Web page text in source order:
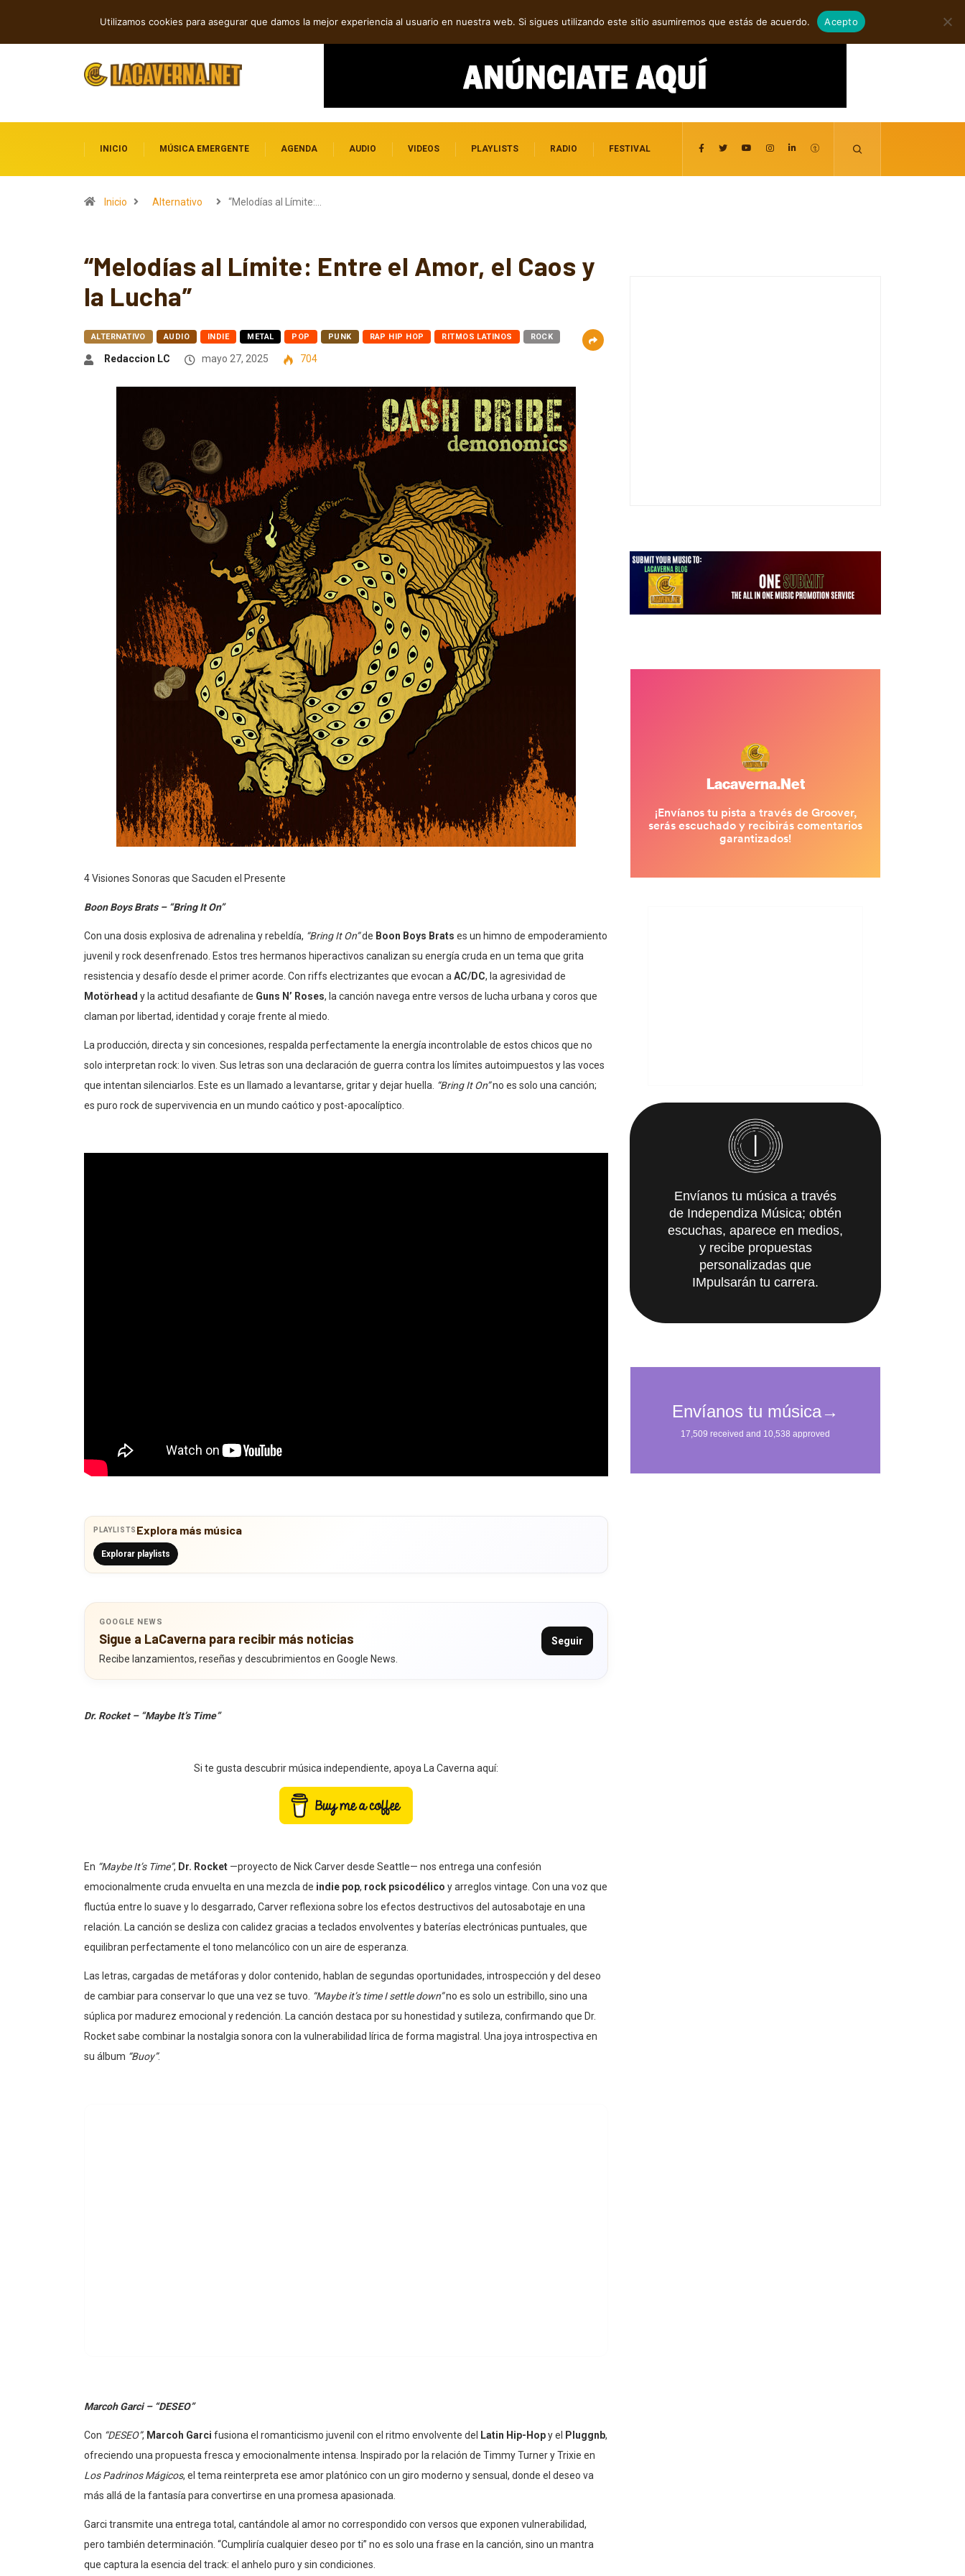
agosto 6, 2026
INICIO MÚSICA EMERGENTE AGENDA AUDIO VIDEOS PLAYLISTS RADIO FESTIVAL
Inicio Alternativo “Melodías al Límite:…
“Melodías al Límite: Entre el Amor, el Caos y
la Lucha”
ALTERNATIVO AUDIO INDIE METAL POP PUNK RAP HIP HOP RITMOS LATINOS ROCK
Redaccion LC mayo 27, 2025 704
4 Visiones Sonoras que Sacuden el Presente
Boon Boys Brats – “Bring It On”
Con una dosis explosiva de adrenalina y rebeldía, “Bring It On”de Boon Boys Brats es un himno de empoderamiento
juvenil y rock desenfrenado. Estos tres hermanos hiperactivos canalizan su energía cruda en un tema que grita
resistencia y desafío desde el primer acorde. Con riffs electrizantes que evocan a AC/DC, la agresividad de
Motörhead y la actitud desafiante de Guns N’ Roses, la canción navega entre versos de lucha urbana y coros que
claman por libertad, identidad y coraje frente al miedo.
La producción, directa y sin concesiones, respalda perfectamente la energía incontrolable de estos chicos que no
solo interpretan rock: lo viven. Sus letras son una declaración de guerra contra los límites autoimpuestos y las voces
que intentan silenciarlos. Este es un llamado a levantarse, gritar y dejar huella. “Bring It On”no es solo una canción;
es puro rock de supervivencia en un mundo caótico y post-apocalíptico.
PLAYLISTS Explora más música
Explorar playlists
GOOGLE NEWS
Sigue a LaCaverna para recibir más noticias
Recibe lanzamientos, reseñas y descubrimientos en Google News.
Seguir
Dr. Rocket – “Maybe It’s Time”
Si te gusta descubrir música independiente, apoya La Caverna aquí:
En “Maybe It’s Time”, Dr. Rocket —proyecto de Nick Carver desde Seattle— nos entrega una confesión
emocionalmente cruda envuelta en una mezcla de indie pop, rock psicodélico y arreglos vintage. Con una voz que
fluctúa entre lo suave y lo desgarrado, Carver reflexiona sobre los efectos destructivos del autosabotaje en una
relación. La canción se desliza con calidez gracias a teclados envolventes y baterías electrónicas puntuales, que
equilibran perfectamente el tono melancólico con un aire de esperanza.
Las letras, cargadas de metáforas y dolor contenido, hablan de segundas oportunidades, introspección y del deseo
de cambiar para conservar lo que una vez se tuvo. “Maybe it’s time I settle down”no es solo un estribillo, sino una
súplica por madurez emocional y redención. La canción destaca por su honestidad y sutileza, confirmando que Dr.
Rocket sabe combinar la nostalgia sonora con la vulnerabilidad lírica de forma magistral. Una joya introspectiva en
su álbum “Buoy”.
Marcoh Garci – “DESEO”
Con “DESEO”, Marcoh Garci fusiona el romanticismo juvenil con el ritmo envolvente del Latin Hip-Hopy el Pluggnb,
ofreciendo una propuesta fresca y emocionalmente intensa. Inspirado por la relación de Timmy Turner y Trixie en
Los Padrinos Mágicos, el tema reinterpreta ese amor platónico con un giro moderno y sensual, donde el deseo va
más allá de la fantasía para convertirse en una promesa apasionada.
Garci transmite una entrega total, cantándole al amor no correspondido con versos que exponen vulnerabilidad,
pero también determinación. “Cumpliría cualquier deseo por ti” no es solo una frase en la canción, sino un mantra
que captura la esencia del track: el anhelo puro y sin condiciones.
Envíanos tu música a través
de Independiza Música; obtén
escuchas, aparece en medios,
y recibe propuestas
personalizadas que
IMpulsarán tu carrera.
Utilizamos cookies para asegurar que damos la mejor experiencia al usuario en nuestra web. Si sigues utilizando este sitio asumiremos que estás de acuerdo. Acepto